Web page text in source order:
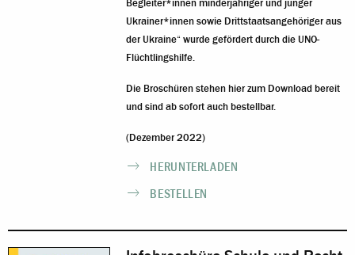
Begleiter*innen minderjähriger und junger
Ukrainer*innen sowie Drittstaatsangehöriger aus
der Ukraine“ wurde gefördert durch die UNO-
Flüchtlingshilfe.
Die Broschüren stehen hier zum Download bereit
und sind ab sofort auch bestellbar.
(Dezember 2022)
HERUNTERLADEN
BESTELLEN